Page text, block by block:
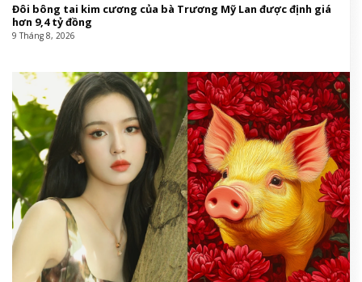
Đôi bông tai kim cương của bà Trương Mỹ Lan được định giá
hơn 9,4 tỷ đồng
9 Tháng 8, 2026